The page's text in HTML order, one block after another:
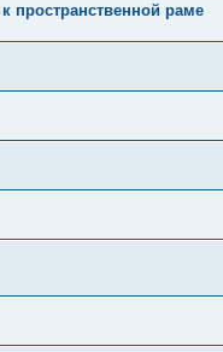
пространственной раме